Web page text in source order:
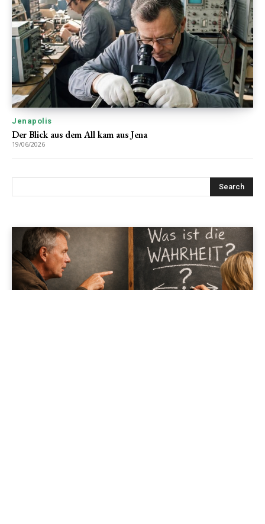
Jenapolis
Der Blick aus dem All kam aus Jena
19/06/2026